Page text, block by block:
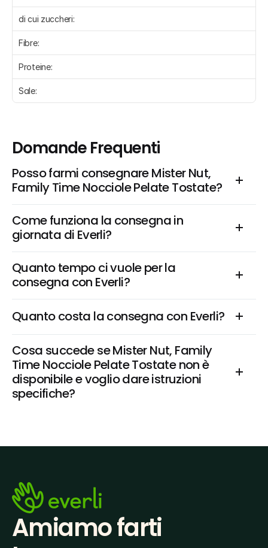
di cui zuccheri:
Fibre:
Proteine:
Sale:
Domande Frequenti
Posso farmi consegnare Mister Nut,
Family Time Nocciole Pelate Tostate?
Come funziona la consegna in
giornata di Everli?
Quanto tempo ci vuole per la
consegna con Everli?
Quanto costa la consegna con Everli?
Cosa succede se Mister Nut, Family
Time Nocciole Pelate Tostate non è
disponibile e voglio dare istruzioni
specifiche?
Amiamo farti